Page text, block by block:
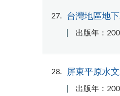
27 台灣地區地
出版年：
28 屏東平原水
出版年：